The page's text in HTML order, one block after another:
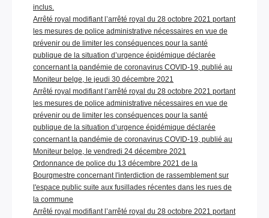
inclus.
Arrêté royal modifiant l’arrêté royal du 28 octobre 2021 portant
les mesures de police administrative nécessaires en vue de
prévenir ou de limiter les conséquences pour la santé
publique de la situation d’urgence épidémique déclarée
concernant la pandémie de coronavirus COVID-19, publié au
Moniteur belge, le jeudi 30 décembre 2021
Arrêté royal modifiant l’arrêté royal du 28 octobre 2021 portant
les mesures de police administrative nécessaires en vue de
prévenir ou de limiter les conséquences pour la santé
publique de la situation d’urgence épidémique déclarée
concernant la pandémie de coronavirus COVID-19, publié au
Moniteur belge, le vendredi 24 décembre 2021
Ordonnance de police du 13 décembre 2021 de la
Bourgmestre concernant l'interdiction de rassemblement sur
l'espace public suite aux fusillades récentes dans les rues de
la commune
Arrêté royal modifiant l’arrêté royal du 28 octobre 2021 portant